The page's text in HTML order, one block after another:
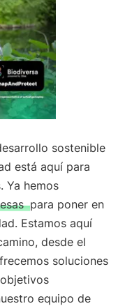
sostenible
está aquí para
Ya hemos
para poner en
Estamos aquí
desde el
soluciones
equipo de